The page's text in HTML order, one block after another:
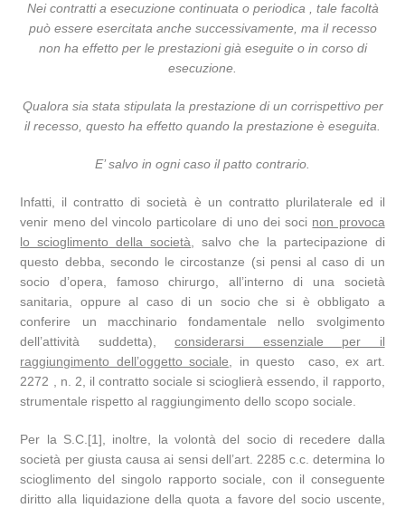
Nei contratti a esecuzione continuata o periodica , tale facoltà
può essere esercitata anche successivamente, ma il recesso
non ha effetto per le prestazioni già eseguite o in corso di
esecuzione.
Qualora sia stata stipulata la prestazione di un corrispettivo per
il recesso, questo ha effetto quando la prestazione è eseguita.
E’ salvo in ogni caso il patto contrario.
Infatti, il contratto di società è un contratto plurilaterale ed il
venir meno del vincolo particolare di uno dei soci non provoca
lo scioglimento della società, salvo che la partecipazione di
questo debba, secondo le circostanze (si pensi al caso di un
socio d’opera, famoso chirurgo, all’interno di una società
sanitaria, oppure al caso di un socio che si è obbligato a
conferire un macchinario fondamentale nello svolgimento
dell’attività suddetta),considerarsi essenziale per il
raggiungimento dell’oggetto sociale, in questo caso, ex art.
2272 , n. 2, il contratto sociale si scioglierà essendo, il rapporto,
strumentale rispetto al raggiungimento dello scopo sociale.
Per la S.C.[1], inoltre, la volontà del socio di recedere dalla
società per giusta causa ai sensi dell’art. 2285 c.c. determina lo
scioglimento del singolo rapporto sociale, con il conseguente
diritto alla liquidazione della quota a favore del socio uscente,